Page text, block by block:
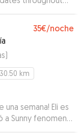
again!”
35€/noche
)
km
una semana! Eli es
a Sunny fenomenal
y nos